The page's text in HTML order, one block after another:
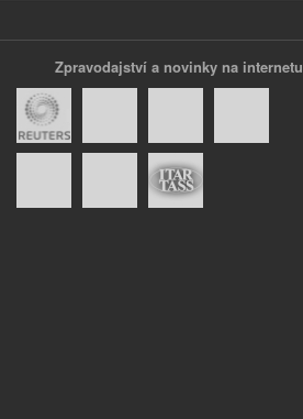
Zpravodajství a novinky na internetu